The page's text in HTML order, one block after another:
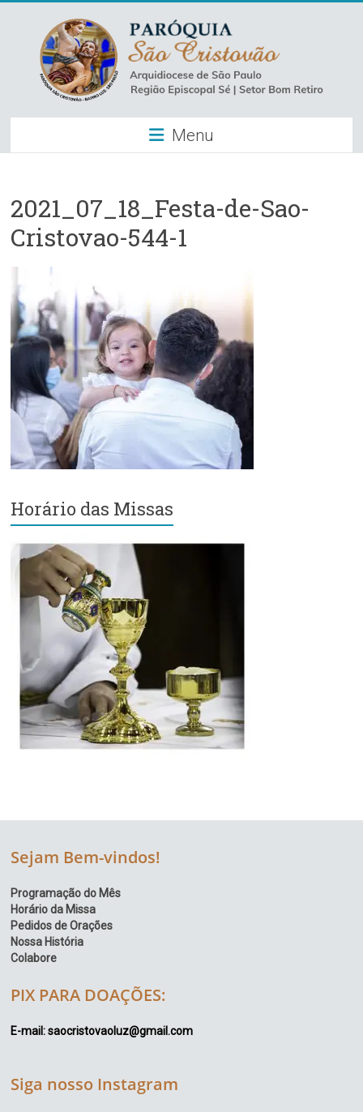
content
Paróquia
São
–
Luz
Arquidiocese
de
São
Paulo
–
Região
Episcopal
Sé
Setor
Bom
Menu
2021_07_18_Festa-de-Sao-
Cristovao-544-1
Horário das Missas
Sejam Bem-vindos!
Programação do Mês
Horário da Missa
Pedidos de Orações
Nossa História
Colabore
PIX PARA DOAÇÕES:
E-mail: saocristovaoluz@gmail.com
Siga nosso Instagram